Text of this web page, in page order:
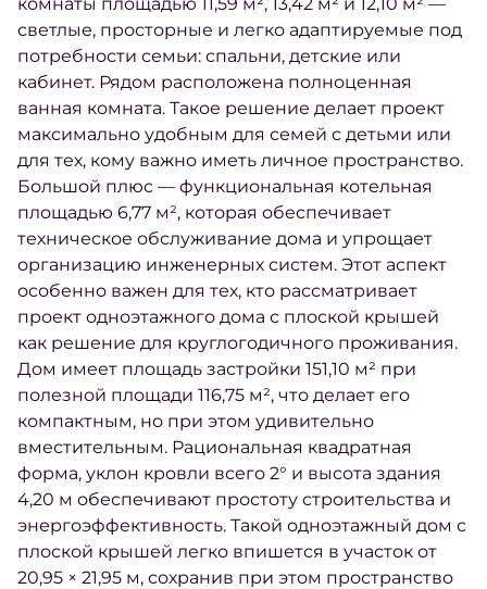
светлые, просторные и легко адаптируемые под
потребности семьи: спальни, детские или
кабинет. Рядом расположена полноценная
ванная комната. Такое решение делает проект
максимально удобным для семей с детьми или
для тех, кому важно иметь личное пространство.
Большой плюс — функциональная котельная
площадью 6,77 м², которая обеспечивает
техническое обслуживание дома и упрощает
организацию инженерных систем. Этот аспект
особенно важен для тех, кто рассматривает
проект одноэтажного дома с плоской крышей
как решение для круглогодичного проживания.
Дом имеет площадь застройки 151,10 м² при
полезной площади 116,75 м², что делает его
компактным, но при этом удивительно
вместительным. Рациональная квадратная
форма, уклон кровли всего 2° и высота здания
4,20 м обеспечивают простоту строительства и
энергоэффективность. Такой одноэтажный дом с
плоской крышей легко впишется в участок от
20,95 × 21,95 м, сохранив при этом пространство